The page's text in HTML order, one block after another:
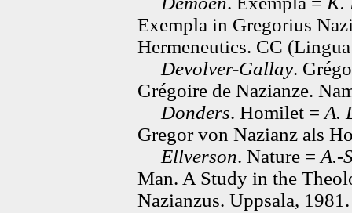
Exempla in Gregorius
Hermeneutics. CC
Devolver-Gallay.
Grégoire de Nazianze.
Donders. Homilet = A.
Gregor von Nazianz als
Ellverson. Nature = A.-
Man. A Study in the
Nazianzus. Uppsala, 1981.